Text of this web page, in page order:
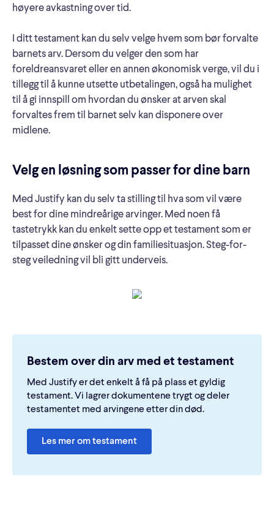
høyere avkastning over tid.
I ditt testament kan du selv velge hvem som bør forvalte
barnets arv. Dersom du velger den som har
foreldreansvaret eller en annen økonomisk verge, vil du i
tillegg til å kunne utsette utbetalingen, også ha mulighet
til å gi innspill om hvordan du ønsker at arven skal
forvaltes frem til barnet selv kan disponere over
midlene.
Velg en løsning som passer for dine barn
Med Justify kan du selv ta stilling til hva som vil være
best for dine mindreårige arvinger. Med noen få
tastetrykk kan du enkelt sette opp et testament som er
tilpasset dine ønsker og din familiesituasjon. Steg-for-
steg veiledning vil bli gitt underveis.
Bestem over din arv med et testament
Med Justify er det enkelt å få på plass et gyldig
testament. Vi lagrer dokumentene trygt og deler
testamentet med arvingene etter din død.
Les mer om testament